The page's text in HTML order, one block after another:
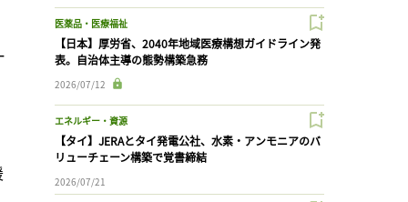
医薬品・医療福祉
【日本】厚労省、2040年地域医療構想ガイドライン発
表。自治体主導の態勢構築急務
2026/07/12
エネルギー・資源
【タイ】JERAとタイ発電公社、水素・アンモニアのバ
リューチェーン構築で覚書締結
2026/07/21